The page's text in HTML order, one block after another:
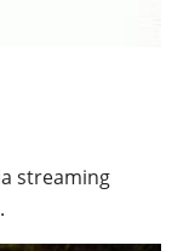
streaming